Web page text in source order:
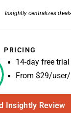
Insightly centralizes
PRICING
14-day free
From $29/
Insightly Review